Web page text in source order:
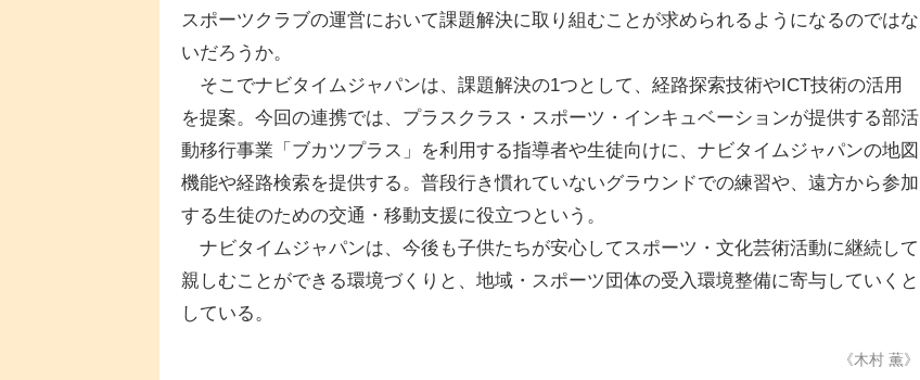
スポーツクラブの運営において課題解決に取り組むことが求められるようになるのではな
いだろうか。
そこでナビタイムジャパンは、課題解決の1つとして、経路探索技術やICT技術の活用
を提案。今回の連携では、プラスクラス・スポーツ・インキュベーションが提供する部活
動移行事業「ブカツプラス」を利用する指導者や生徒向けに、ナビタイムジャパンの地図
機能や経路検索を提供する。普段行き慣れていないグラウンドでの練習や、遠方から参加
する生徒のための交通・移動支援に役立つという。
ナビタイムジャパンは、今後も子供たちが安心してスポーツ・文化芸術活動に継続して
親しむことができる環境づくりと、地域・スポーツ団体の受入環境整備に寄与していくと
している。
《木村 薫》